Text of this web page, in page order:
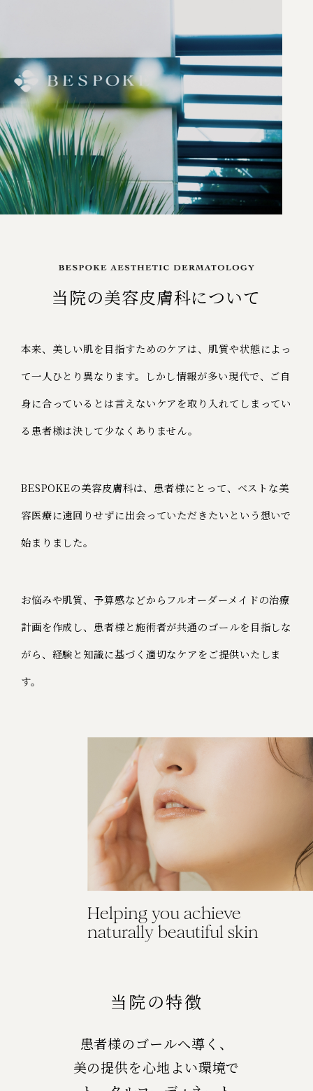
当院の美容⽪膚科について
本来、美しい肌を⽬指すためのケアは、肌質や状態によっ
て⼀⼈ひとり異なります。しかし情報が多い現代で、ご⾃
⾝に合っているとは⾔えないケアを取り⼊れてしまってい
る患者様は決して少なくありません。
BESPOKEの美容皮膚科は、患者様にとって、ベストな美
容医療に遠回りせずに出会っていただきたいという想いで
始まりました。
お悩みや肌質、予算感などからフルオーダーメイドの治療
計画を作成し、患者様と施術者が共通のゴールを⽬指しな
がら、経験と知識に基づく適切なケアをご提供いたしま
す。
Helping you achieve
naturally beautiful skin
当院の特徴
患者様のゴールへ導く、
美の提供を心地よい環境で